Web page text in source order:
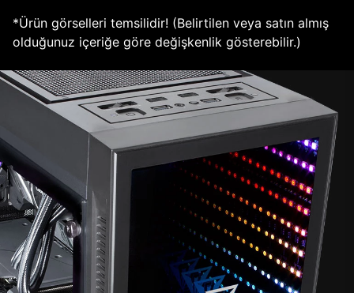
*Ürün görselleri temsilidir! (Belirtilen veya satın almış
olduğunuz içeriğe göre değişkenlik gösterebilir.)